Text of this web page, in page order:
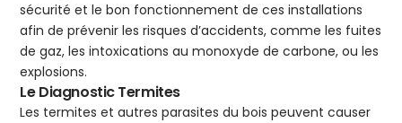
sécurité et le bon fonctionnement de ces installations
afin de prévenir les risques d’accidents, comme les fuites
de gaz, les intoxications au monoxyde de carbone, ou les
explosions.
Le Diagnostic Termites
Les termites et autres parasites du bois peuvent causer